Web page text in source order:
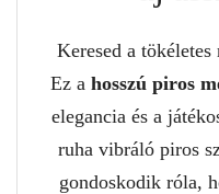
Keresed a tökéletes
Ez a hosszú piros
elegancia és a
ruha vibráló piros
gondoskodik róla,